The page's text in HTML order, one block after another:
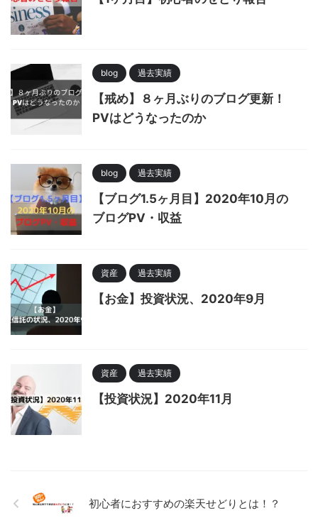
blog 過去実績
【戒め】８ヶ月ぶりのブログ更新！
PVはどうなったのか
blog 過去実績
【ブログ1.5ヶ月目】2020年10月の
ブログPV・収益
資産 過去実績
【お金】投資状況、2020年9月
資産 過去実績
【投資状況】2020年11月
初心者におすすめの楽天せどりとは！？